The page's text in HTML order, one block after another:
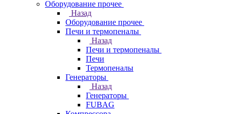
Оборудование прочее
Назад
Оборудование прочее
Печи и термопеналы
Назад
Печи и термопеналы
Печи
Термопеналы
Генераторы
Назад
Генераторы
FUBAG